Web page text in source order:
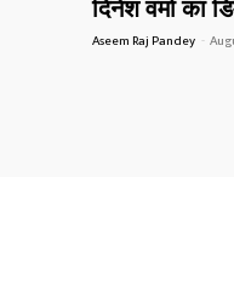
दिनेश वर्मा का
Aseem Raj Pandey -